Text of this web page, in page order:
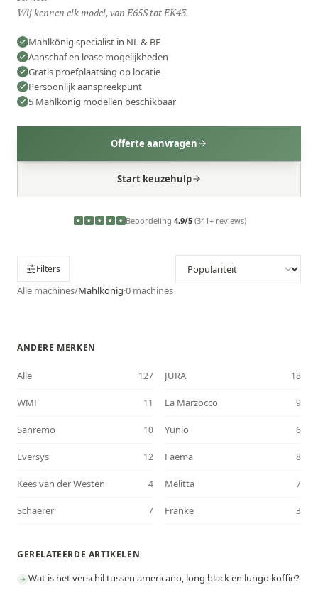
Wij kennen elk model, van E65S tot EK43.
Mahlkönig specialist in NL & BE
Aanschaf en lease mogelijkheden
Gratis proefplaatsing op locatie
Persoonlijk aanspreekpunt
5 Mahlkönig modellen beschikbaar
Offerte aanvragen
Start keuzehulp
★ ★ ★ ★ ★ Beoordeling 4,9/5(341+ reviews)
Filters
Alle machines/Mahlkönig·0 machines
ANDERE MERKEN
Alle 127 JURA 18
WMF 11 La Marzocco 9
Sanremo 10 Yunio 6
Eversys 12 Faema 8
Kees van der Westen 4 Melitta 7
Schaerer 7 Franke 3
GERELATEERDE ARTIKELEN
Wat is het verschil tussen americano, long black en lungo koffie?